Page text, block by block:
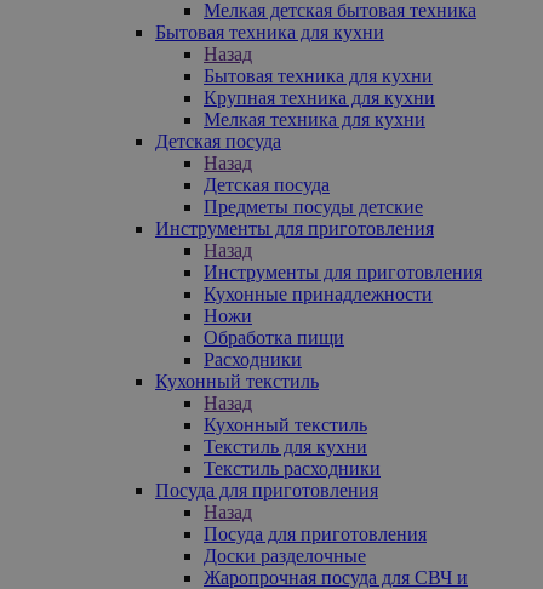
Мелкая детская бытовая техника
Бытовая техника для кухни
Назад
Бытовая техника для кухни
Крупная техника для кухни
Мелкая техника для кухни
Детская посуда
Назад
Детская посуда
Предметы посуды детские
Инструменты для приготовления
Назад
Инструменты для приготовления
Кухонные принадлежности
Ножи
Обработка пищи
Расходники
Кухонный текстиль
Назад
Кухонный текстиль
Текстиль для кухни
Текстиль расходники
Посуда для приготовления
Назад
Посуда для приготовления
Доски разделочные
Жаропрочная посуда для СВЧ и